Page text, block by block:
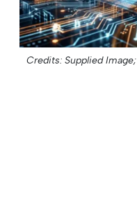
Credits: Supplied Image;